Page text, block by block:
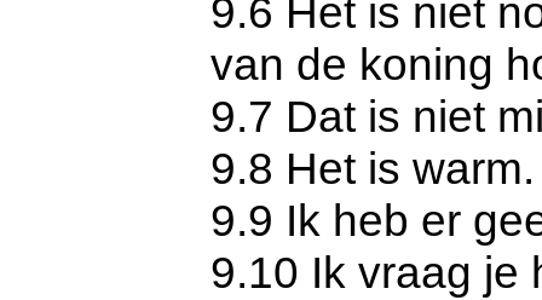
9.6 Het is niet
van de koning
9.7 Dat is niet
9.8 Het is warm.
9.9 Ik heb er
9.10 Ik vraag je